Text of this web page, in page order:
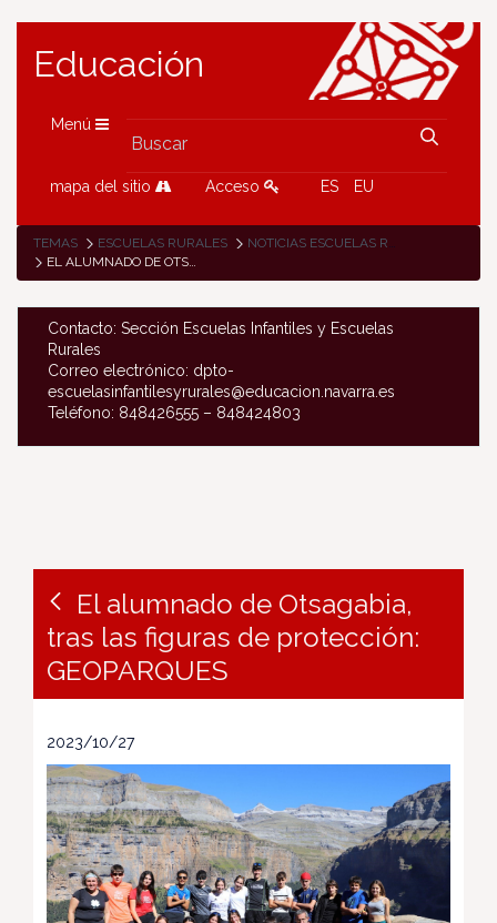
Educación
Menú
mapa del sitio Acceso ES EU
TEMAS ESCUELAS RURALES
NOTICIAS ESCUELAS RURALES
EL ALUMNADO DE OTSAGABIA, TRAS LAS FIGURAS DE PROTECCIÓN: GEOPARQUES
Contacto: Sección Escuelas Infantiles y Escuelas
Rurales
Correo electrónico: dpto-
escuelasinfantilesyrurales@educacion.navarra.es
Teléfono: 848426555 – 848424803
El alumnado de Otsagabia,
tras las figuras de protección:
GEOPARQUES
2023/10/27